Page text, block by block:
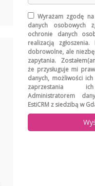
Wyrażam zgodę
danych osobowych
ochronie danych
realizacją
dobrowolne, ale
zapytania.
że przysługuje mi
danych, możliwości
zaprzestania
Administratorem
EstiCRM z siedzibą w